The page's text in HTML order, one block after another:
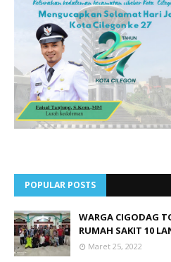
POPULAR POSTS
WARGA CIGODAG
RUMAH SAKIT 10
Maret 25, 2022